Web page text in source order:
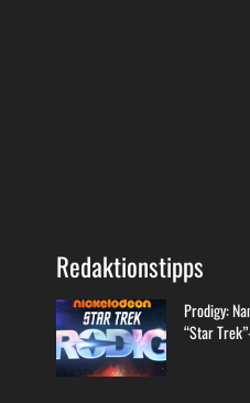
Redaktionstipps
Prodigy:
“Star